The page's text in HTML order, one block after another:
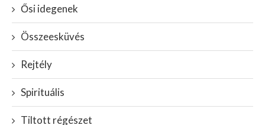
Ősi idegenek
Összeesküvés
Rejtély
Spirituális
Tiltott régészet